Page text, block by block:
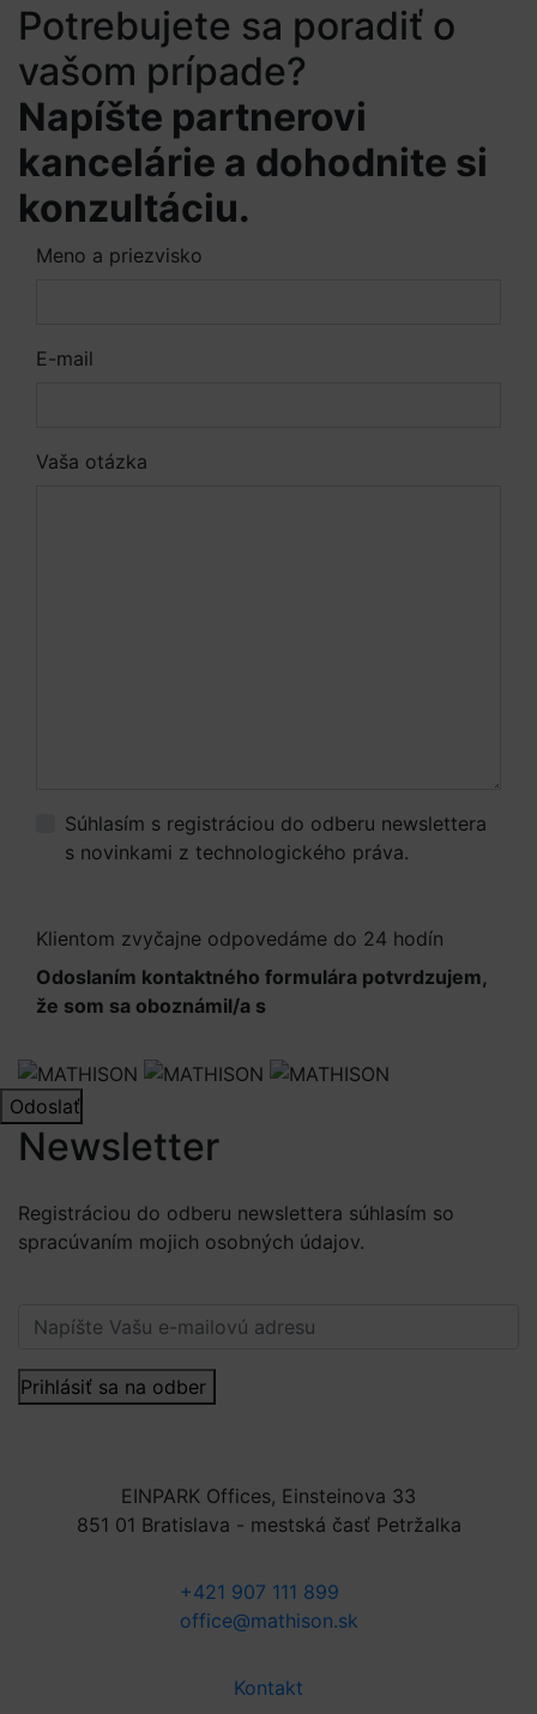
Potrebujete sa poradiť o
vašom prípade?
Napíšte partnerovi
kancelárie a dohodnite si
konzultáciu.
Meno a priezvisko
E-mail
Vaša otázka
Súhlasím s registráciou do odberu newslettera
s novinkami z technologického práva.
Klientom zvyčajne odpovedáme do 24 hodín
Odoslaním kontaktného formulára potvrdzujem,
že som sa oboznámil/a s
Odoslať
Newsletter
Registráciou do odberu newslettera súhlasím so
spracúvaním mojich osobných údajov.
Prihlásiť sa na odber
EINPARK Offices, Einsteinova 33
851 01 Bratislava - mestská časť Petržalka
+421 907 111 899
office@mathison.sk
Kontakt